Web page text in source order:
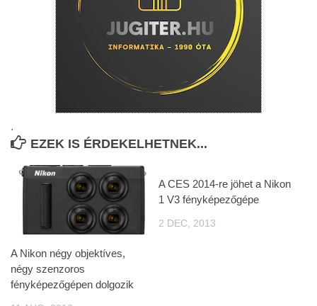
.
EZEK IS ÉRDEKELHETNEK...
A Nikon négy objektíves,
négy szenzoros
fényképezőgépen dolgozik
A CES 2014-re jöhet a Nikon
1 V3 fényképezőgépe
2 DEC, 2013